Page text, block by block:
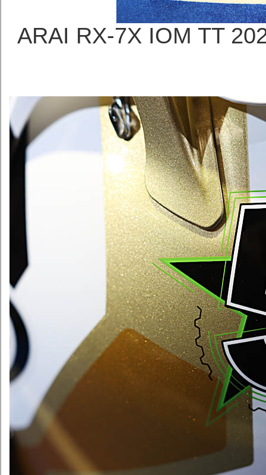
ARAI RX-7X IOM TT